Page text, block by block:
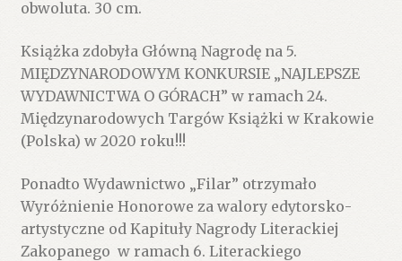
obwoluta. 30 cm.
Książka zdobyła Główną Nagrodę na 5.
MIĘDZYNARODOWYM KONKURSIE „NAJLEPSZE
WYDAWNICTWA O GÓRACH” w ramach 24.
Międzynarodowych Targów Książki w Krakowie
(Polska) w 2020 roku!!!
Ponadto Wydawnictwo „Filar” otrzymało
Wyróżnienie Honorowe za walory edytorsko-
artystyczne od Kapituły Nagrody Literackiej
Zakopanego w ramach 6. Literackiego